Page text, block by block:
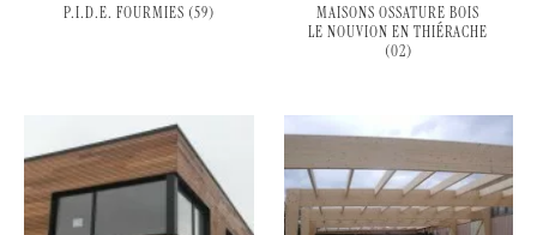
P.I.D.E. FOURMIES (59)
MAISONS OSSATURE BOIS
LE NOUVION EN THIÉRACHE
(02)